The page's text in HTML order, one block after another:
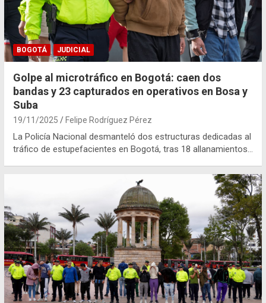
BOGOTÁ JUDICIAL
Golpe al microtráfico en Bogotá: caen dos
bandas y 23 capturados en operativos en Bosa y
Suba
19/11/2025 Felipe Rodríguez Pérez
La Policía Nacional desmanteló dos estructuras dedicadas al
tráfico de estupefacientes en Bogotá, tras 18 allanamientos…